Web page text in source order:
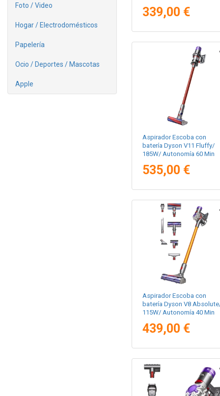
Foto / Video
Hogar / Electrodomésticos
Papelería
Ocio / Deportes / Mascotas
Apple
339,00 €
Aspirador Escoba con
batería Dyson V11 Fluffy/
185W/ Autonomía 60 Min
535,00 €
Aspirador Escoba con
batería Dyson V8
115W/ Autonomía 40 Min
439,00 €